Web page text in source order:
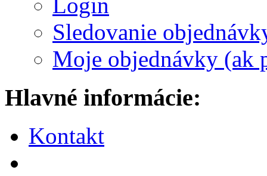
Sledovanie
Moje objednávky (ak
Hlavné informácie:
Kontakt